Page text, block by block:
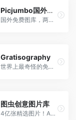
Picjumbo国外免费图库
国外免费图库，两年已累积超过300万次下载量，堪称最佳免费图片网站之一，拥有超过1500个分类
Gratisography
世界上最奇怪的免费高分辨率照片集，其中包括世界上最好，最有创意的图像，您在其他任何地方都找不到的照片。全部完全免费下载，没有版权限制。
图虫创意图片库
4亿张精选图片！Adobe独家合作，永久版权商用无忧